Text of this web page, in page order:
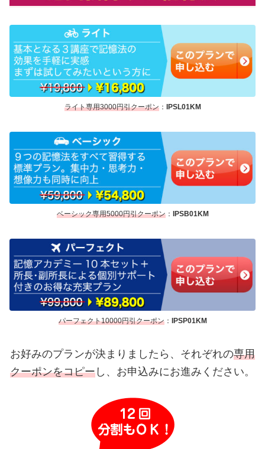
ライト専用3000円引クーポン： IPSL01KM
ベーシック専用5000円引クーポン： IPSB01KM
パーフェクト10000円引クーポン： IPSP01KM
お好みのプランが決まりましたら、それぞれの専用
クーポンをコピー し、お申込みにお進みください。